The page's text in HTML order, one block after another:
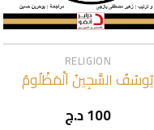
+
RELIGION
يُوسُفُ السَّجِينُ اَلْمَظْلُومُ
100د.ج